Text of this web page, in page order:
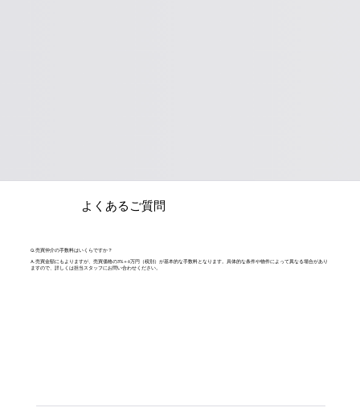
よくあるご質問
Q. 売買仲介の手数料はいくらですか？
A. 売買金額にもよりますが、売買価格の3%＋6万円（税別）が基本的な手数料となります。具体的な条件や物件によって異なる場合があり
ますので、詳しくは担当スタッフにお問い合わせください。